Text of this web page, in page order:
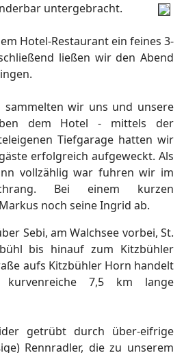
untergebracht.
Hotel-Restaurant ein feines 3-
ließen wir den Abend
sammelten wir uns und unsere
dem Hotel - mittels der
Tiefgarage hatten wir
erfolgreich aufgeweckt. Als
vollzählig war fuhren wir im
Bei einem kurzen
noch seine Ingrid ab.
Sebi, am Walchsee vorbei, St.
bis hinauf zum Kitzbühler
aufs Kitzbühler Horn handelt
7,5 km lange
getrübt durch über-eifrige
Rennradler, die zu unserem